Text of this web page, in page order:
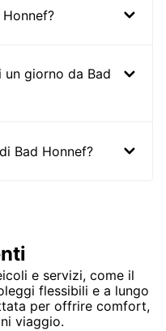
giorno da Bad
Bad Honnef?
e servizi, come il
flessibili e a lungo
per offrire comfort,
viaggio.